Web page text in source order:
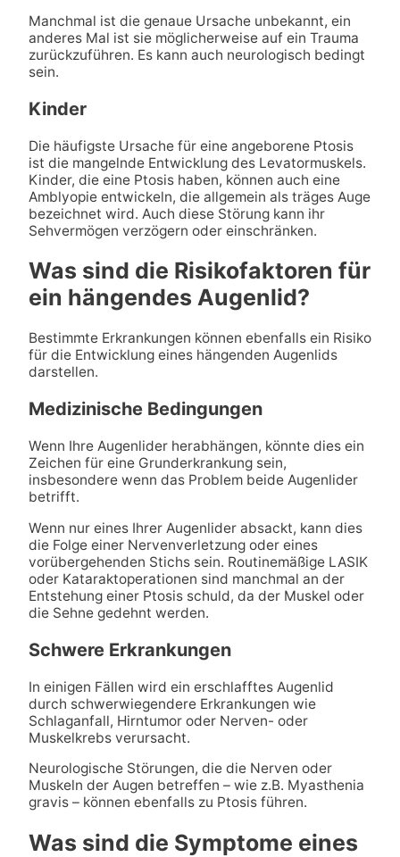
Manchmal ist die genaue Ursache unbekannt, ein
anderes Mal ist sie möglicherweise auf ein Trauma
zurückzuführen. Es kann auch neurologisch bedingt
sein.
Kinder
Die häufigste Ursache für eine angeborene Ptosis
ist die mangelnde Entwicklung des Levatormuskels.
Kinder, die eine Ptosis haben, können auch eine
Amblyopie entwickeln, die allgemein als träges Auge
bezeichnet wird. Auch diese Störung kann ihr
Sehvermögen verzögern oder einschränken.
Was sind die Risikofaktoren für
ein hängendes Augenlid?
Bestimmte Erkrankungen können ebenfalls ein Risiko
für die Entwicklung eines hängenden Augenlids
darstellen.
Medizinische Bedingungen
Wenn Ihre Augenlider herabhängen, könnte dies ein
Zeichen für eine Grunderkrankung sein,
insbesondere wenn das Problem beide Augenlider
betrifft.
Wenn nur eines Ihrer Augenlider absackt, kann dies
die Folge einer Nervenverletzung oder eines
vorübergehenden Stichs sein. Routinemäßige LASIK
oder Kataraktoperationen sind manchmal an der
Entstehung einer Ptosis schuld, da der Muskel oder
die Sehne gedehnt werden.
Schwere Erkrankungen
In einigen Fällen wird ein erschlafftes Augenlid
durch schwerwiegendere Erkrankungen wie
Schlaganfall, Hirntumor oder Nerven- oder
Muskelkrebs verursacht.
Neurologische Störungen, die die Nerven oder
Muskeln der Augen betreffen – wie z.B. Myasthenia
gravis – können ebenfalls zu Ptosis führen.
Was sind die Symptome eines